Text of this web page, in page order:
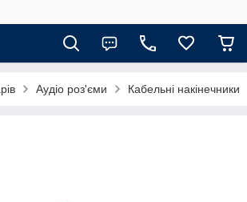
Аудіо роз'єми Кабельні накінечники